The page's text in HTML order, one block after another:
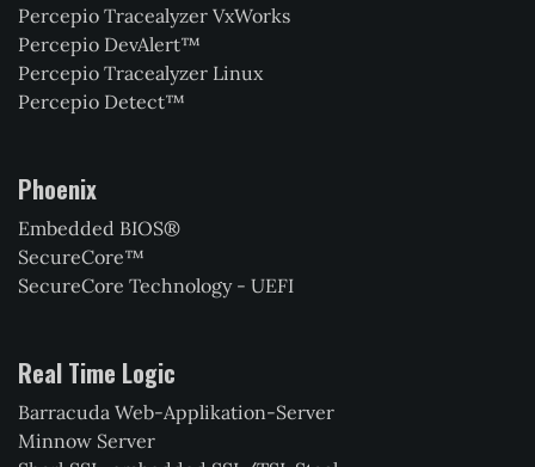
Percepio Tracealyzer VxWorks
Percepio DevAlert™
Percepio Tracealyzer Linux
Percepio Detect™
Phoenix
Embedded BIOS®
SecureCore™
SecureCore Technology - UEFI
Real Time Logic
Barracuda Web-Applikation-Server
Minnow Server